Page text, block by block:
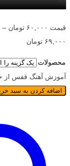
قیمت ۶۰,۰۰۰ تومان –
۶۹,۰۰۰ تومان
محصولات
آموزش آهنگ قفس از
اضافه کردن به سبد